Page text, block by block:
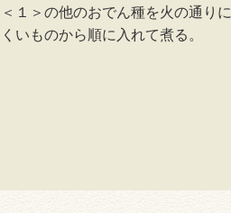
＜１＞の他のおでん種を火の通りに
くいものから順に入れて煮る。